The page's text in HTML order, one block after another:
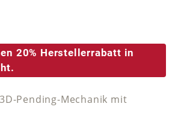
von 5 von 5 Sternen
20% Herstellerrabatt in
Pending-Mechanik mit